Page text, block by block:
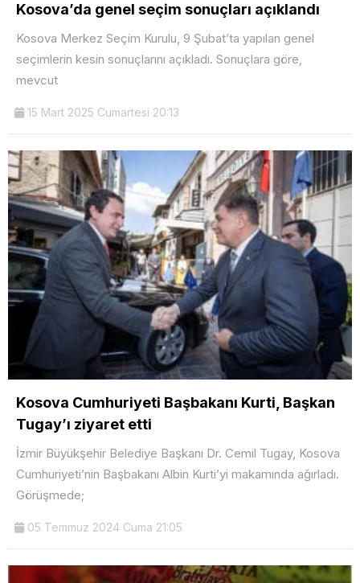
Kosova’da genel seçim sonuçları açıklandı
Kosova Merkez Seçim Kurulu, 9 Şubat’ta yapılan genel
seçimlerin kesin sonuçlarını açıkladı. Sonuçlara göre,
mevcut
15 Mart 2025 Cumartesi 20:13
Kosova Cumhuriyeti Başbakanı Kurti, Başkan
Tugay’ı ziyaret etti
İzmir Büyükşehir Belediye Başkanı Dr. Cemil Tugay, Kosova
Cumhuriyeti’nin Başbakanı Albin Kurti’yi makamında ağırladı.
Görüşmede;
05 Temmuz 2024 Cuma 21:05